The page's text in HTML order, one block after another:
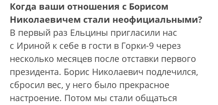
Когда ваши отношения с Борисом
Николаевичем стали неофициальными?
В первый раз Ельцины пригласили нас
с Ириной к себе в гости в Горки-9 через
несколько месяцев после отставки первого
президента. Борис Николаевич подлечился,
сбросил вес, у него было прекрасное
настроение. Потом мы стали общаться